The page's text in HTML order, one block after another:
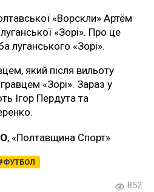
«Ворскли» Артём
«Зорі». Про це
луганського «Зорі».
який після вильоту
«Зорі». Зараз у
Ігор Пердута та
, «Полтавщина Спорт»
ФУТБОЛ
852